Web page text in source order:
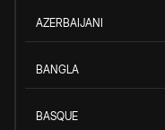
AZERBAIJANI
BANGLA
BASQUE